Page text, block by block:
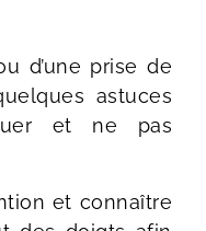
d’une prise de
astuces
et ne pas
et connaître